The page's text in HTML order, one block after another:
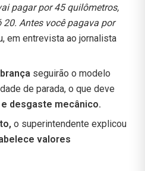
pagar por 45 quilômetros,
Antes você pagava por
em entrevista ao jornalista
seguirão o modelo
de parada, o que deve
desgaste mecânico.
o superintendente explicou
valores